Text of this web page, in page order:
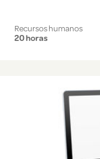
Recursos humanos
20 horas